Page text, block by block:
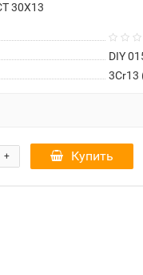
30Х13
DIY
3Cr13
+ Купить